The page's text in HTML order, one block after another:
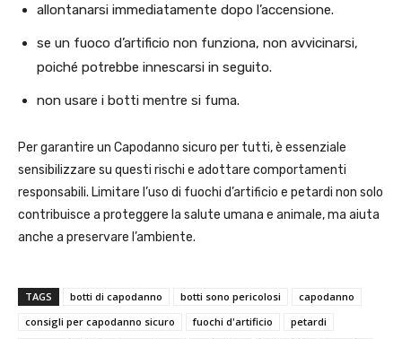
allontanarsi immediatamente dopo l’accensione.
se un fuoco d’artificio non funziona, non avvicinarsi,
poiché potrebbe innescarsi in seguito.
non usare i botti mentre si fuma.
Per garantire un Capodanno sicuro per tutti, è essenziale
sensibilizzare su questi rischi e adottare comportamenti
responsabili. Limitare l’uso di fuochi d’artificio e petardi non solo
contribuisce a proteggere la salute umana e animale, ma aiuta
anche a preservare l’ambiente.
TAGS botti di capodanno botti sono pericolosi
capodanno
consigli per capodanno sicuro
fuochi d'artificio
petardi